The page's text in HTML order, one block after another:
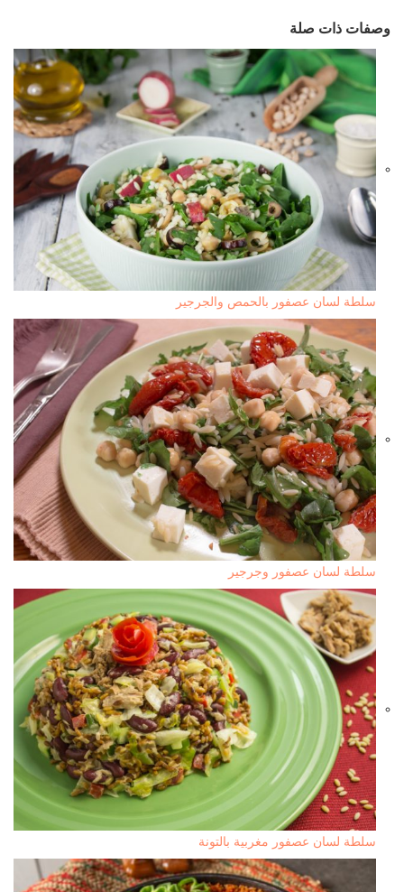
وصفات ذات صلة
سلطة لسان عصفور بالحمص والجرجير
سلطة لسان عصفور وجرجير
سلطة لسان عصفور مغربية بالتونة